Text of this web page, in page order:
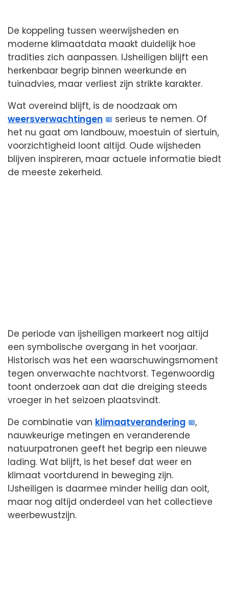
De koppeling tussen weerwijsheden en
moderne klimaatdata maakt duidelijk hoe
tradities zich aanpassen. IJsheiligen blijft een
herkenbaar begrip binnen weerkunde en
tuinadvies, maar verliest zijn strikte karakter.
Wat overeind blijft, is de noodzaak om
weersverwachtingen
serieus te nemen. Of
het nu gaat om landbouw, moestuin of siertuin,
voorzichtigheid loont altijd. Oude wijsheden
blijven inspireren, maar actuele informatie biedt
de meeste zekerheid.
De periode van ijsheiligen markeert nog altijd
een symbolische overgang in het voorjaar.
Historisch was het een waarschuwingsmoment
tegen onverwachte nachtvorst. Tegenwoordig
toont onderzoek aan dat die dreiging steeds
vroeger in het seizoen plaatsvindt.
De combinatie van klimaatverandering
,
nauwkeurige metingen en veranderende
natuurpatronen geeft het begrip een nieuwe
lading. Wat blijft, is het besef dat weer en
klimaat voortdurend in beweging zijn.
IJsheiligen is daarmee minder heilig dan ooit,
maar nog altijd onderdeel van het collectieve
weerbewustzijn.